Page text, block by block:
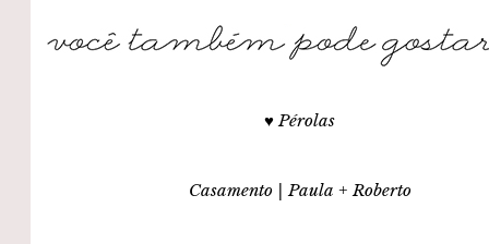
♥ Pérolas
Casamento | Paula + Roberto